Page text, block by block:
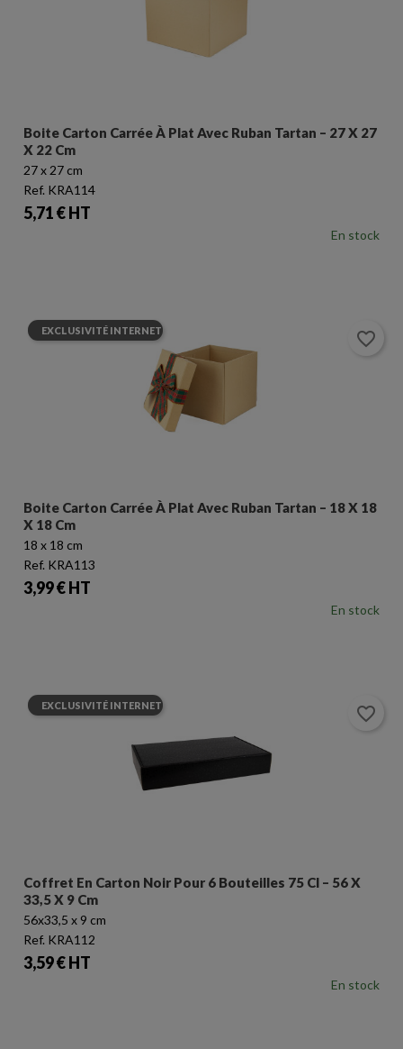
Boite Carton Carrée À Plat Avec Ruban Tartan – 27 X 27
X 22 Cm
27 x 27 cm
Ref. KRA114
Prix
5,71 € HT
En stock
Boite Carton Carrée À Plat Avec Ruban Tartan – 18 X 18
X 18 Cm
18 x 18 cm
Ref. KRA113
Prix
3,99 € HT
En stock
EXCLUSIVITÉ INTERNET favorite_border
Coffret En Carton Noir Pour 6 Bouteilles 75 Cl – 56 X
33,5 X 9 Cm
56x33,5 x 9 cm
Ref. KRA112
Prix
3,59 € HT
En stock
EXCLUSIVITÉ INTERNET favorite_border